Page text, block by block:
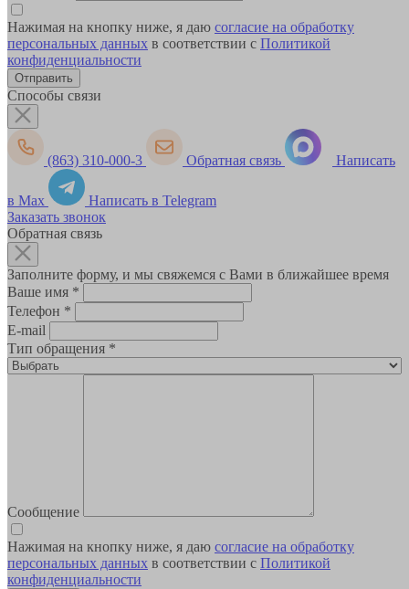
Нажимая на кнопку ниже, я даю согласие на обработку
персональных данных в соответствии с Политикой
конфиденциальности
Способы связи
(863) 310-000-3 Обратная связь Написать
в Max
Написать в Telegram
Заказать звонок
Обратная связь
Заполните форму, и мы свяжемся с Вами в ближайшее время
Ваше имя *
Телефон *
E-mail
Тип обращения *
Сообщение
Нажимая на кнопку ниже, я даю согласие на обработку
персональных данных в соответствии с Политикой
конфиденциальности